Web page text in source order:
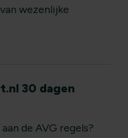
wezenlijke
30 dagen
de AVG regels?